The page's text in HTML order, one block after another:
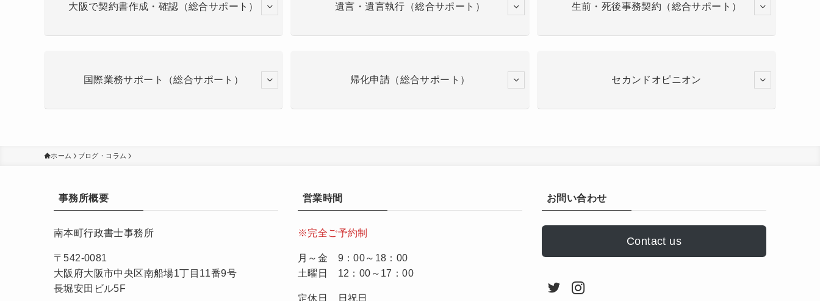
大阪で契約書作成・確認（総合サポート） 遺言・遺言執行（総合サポート） 生前・死後事務契約（総合サポート）
国際業務サポート（総合サポート） 帰化申請（総合サポート） セカンドオピニオン
ホーム ブログ・コラム
事務所概要
南本町行政書士事務所
〒542-0081
大阪府大阪市中央区南船場1丁目11番9号
長堀安田ビル5F
営業時間
※完全ご予約制
月～金 9：00～18：00
土曜日 12：00～17：00
定休日 日祝日
お問い合わせ
Contact us